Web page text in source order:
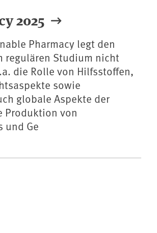
2025
Pharmacy legt den
regulären Studium nicht
die Rolle von Hilfsstoffen,
sowie
globale Aspekte der
Produktion von
und Ge